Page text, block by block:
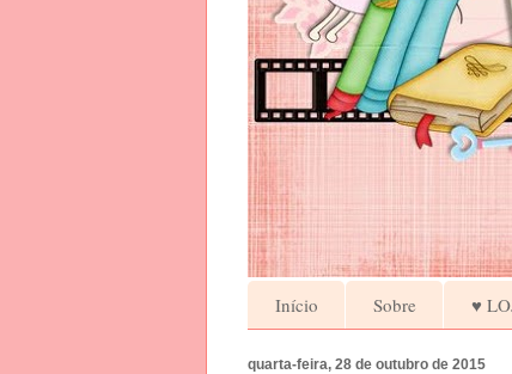
Início Sobre ♥
quarta-feira, 28 de outubro de 2015